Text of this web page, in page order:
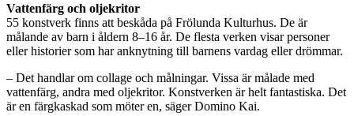
Vattenfärg och oljekritor
55 konstverk finns att beskåda på Frölunda Kulturhus. De är
målande av barn i åldern 8–16 år. De flesta verken visar personer
eller historier som har anknytning till barnens vardag eller drömmar.
– Det handlar om collage och målningar. Vissa är målade med
vattenfärg, andra med oljekritor. Konstverken är helt fantastiska. Det
är en färgkaskad som möter en, säger Domino Kai.